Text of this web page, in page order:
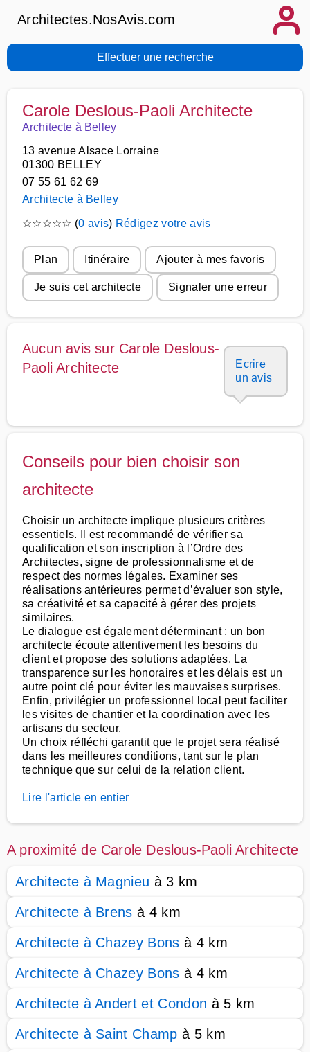
Architectes.NosAvis.com
Effectuer une recherche
Carole Deslous-Paoli Architecte
Architecte à Belley
13 avenue Alsace Lorraine
01300 BELLEY
07 55 61 62 69
Architecte à Belley
☆☆☆☆☆ (0 avis) Rédigez votre avis
Plan Itinéraire Ajouter à mes favoris
Je suis cet architecte Signaler une erreur
Aucun avis sur Carole Deslous-
Paoli Architecte
Ecrire
un avis
Conseils pour bien choisir son
architecte
Choisir un architecte implique plusieurs critères
essentiels. Il est recommandé de vérifier sa
qualification et son inscription à l’Ordre des
Architectes, signe de professionnalisme et de
respect des normes légales. Examiner ses
réalisations antérieures permet d’évaluer son style,
sa créativité et sa capacité à gérer des projets
similaires.
Le dialogue est également déterminant : un bon
architecte écoute attentivement les besoins du
client et propose des solutions adaptées. La
transparence sur les honoraires et les délais est un
autre point clé pour éviter les mauvaises surprises.
Enfin, privilégier un professionnel local peut faciliter
les visites de chantier et la coordination avec les
artisans du secteur.
Un choix réfléchi garantit que le projet sera réalisé
dans les meilleures conditions, tant sur le plan
technique que sur celui de la relation client.
Lire l'article en entier
A proximité de Carole Deslous-Paoli Architecte
Architecte à Magnieu à 3 km
Architecte à Brens à 4 km
Architecte à Chazey Bons à 4 km
Architecte à Chazey Bons à 4 km
Architecte à Andert et Condon à 5 km
Architecte à Saint Champ à 5 km